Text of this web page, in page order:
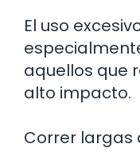
El uso
aquellos que
alto impacto.
Correr largas